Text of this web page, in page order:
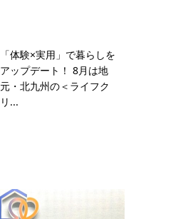
「体験×実用」で暮らしを
アップデート！ 8月は地
元・北九州の＜ライフク
リ...